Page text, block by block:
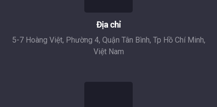
Địa chỉ
5-7 Hoàng Việt, Phường 4, Quận Tân Bình, Tp Hồ Chí Minh,
Việt Nam